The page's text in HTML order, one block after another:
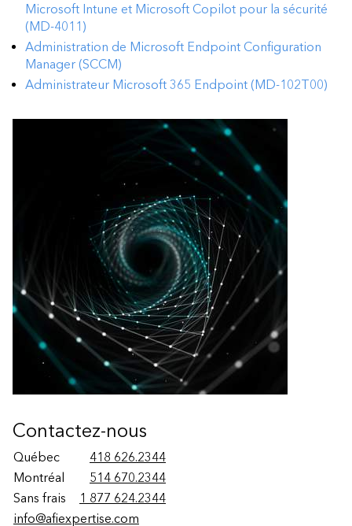
Microsoft Intune et Microsoft Copilot pour la sécurité
(MD-4011)
Administration de Microsoft Endpoint Configuration
Manager (SCCM)
Administrateur Microsoft 365 Endpoint (MD-102T00)
Contactez-nous
Québec
418 626.2344
Montréal
514 670.2344
Sans frais
1 877 624.2344
info@afiexpertise.com